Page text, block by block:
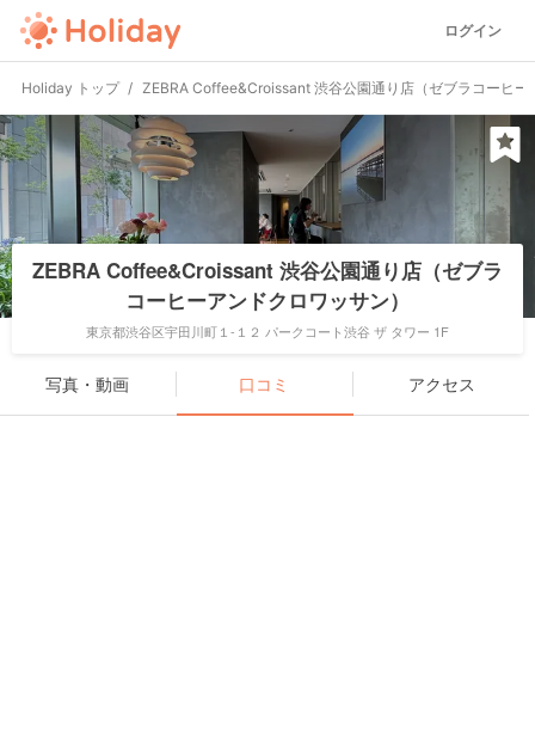
ログイン
Holiday トップ ZEBRA Coffee&Croissant 渋谷公園通り店（ゼブラコーヒー
ZEBRA Coffee&Croissant 渋谷公園通り店（ゼブラ
コーヒーアンドクロワッサン）
東京都渋谷区宇田川町１-１２ パークコート渋谷 ザ タワー 1F
写真・動画 口コミ アクセス